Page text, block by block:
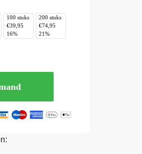
100 stuks
€39,95
16%
200 stuks
€74,95
21%